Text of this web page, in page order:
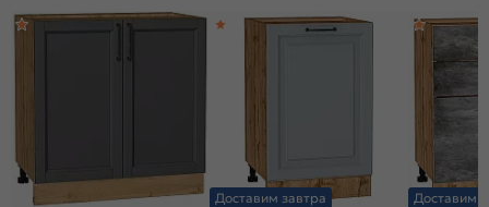
Доставим завтра
Доставим